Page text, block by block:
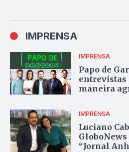
IMPRENSA
IMPRENSA
Papo de
entrevistas
maneira
IMPRENSA
Luciano
“Jornal